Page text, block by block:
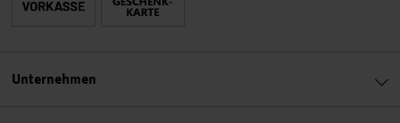
Unternehmen